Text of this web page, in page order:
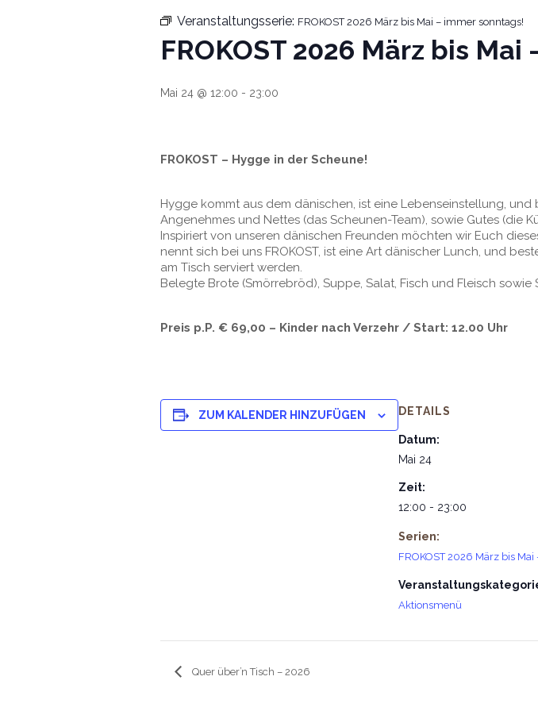
Veranstaltungsserie: FROKOST 2026 März bis Mai – immer sonntags!
FROKOST 2026 März bis
Mai 24 @ 12:00 - 23:00
FROKOST – Hygge in der Scheune!
Hygge kommt aus dem dänischen, ist eine Lebenseinstellung,
Angenehmes und Nettes (das Scheunen-Team), sowie Gutes (die
Inspiriert von unseren dänischen Freunden möchten wir Euch
nennt sich bei uns FROKOST, ist eine Art dänischer Lunch, und
am Tisch serviert werden.
Belegte Brote (Smörrebröd), Suppe, Salat, Fisch und Fleisch sowie
Preis p.P. € 69,00 – Kinder nach Verzehr / Start: 12.00 Uhr
ZUM KALENDER HINZUFÜGEN DETAILS
Datum:
Mai 24
Zeit:
12:00 - 23:00
Serien:
FROKOST 2026 März bis
Aktionsmenü
Quer über’n Tisch – 2026